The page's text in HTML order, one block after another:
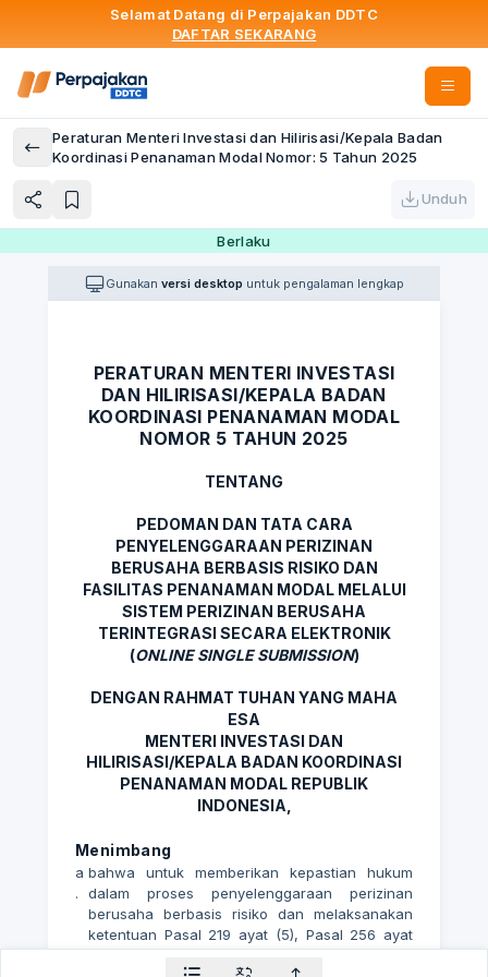
Selamat Datang di Perpajakan DDTC
DAFTAR SEKARANG
Peraturan Menteri Investasi dan Hilirisasi/Kepala Badan
Koordinasi Penanaman Modal Nomor: 5 Tahun 2025
Unduh
Berlaku
Gunakan versi desktop untuk pengalaman lengkap
PERATURAN MENTERI INVESTASI
DAN HILIRISASI/KEPALA BADAN
KOORDINASI PENANAMAN MODAL
NOMOR 5 TAHUN 2025
TENTANG
PEDOMAN DAN TATA CARA
PENYELENGGARAAN PERIZINAN
BERUSAHA BERBASIS RISIKO DAN
FASILITAS PENANAMAN MODAL MELALUI
SISTEM PERIZINAN BERUSAHA
TERINTEGRASI SECARA ELEKTRONIK
(ONLINE SINGLE SUBMISSION)
DENGAN RAHMAT TUHAN YANG MAHA
ESA
MENTERI INVESTASI DAN
HILIRISASI/KEPALA BADAN KOORDINASI
PENANAMAN MODAL REPUBLIK
INDONESIA,
Menimbang
a
.
bahwa untuk memberikan kepastian hukum
dalam proses penyelenggaraan perizinan
berusaha berbasis risiko dan melaksanakan
ketentuan Pasal 219 ayat (5), Pasal 256 ayat
(8), Pasal 257 ayat (3), Pasal 262, Pasal 342,